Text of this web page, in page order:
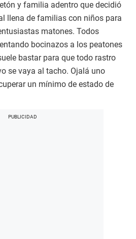
y familia adentro que decidió
llena de familias con niños para
matones. Todos
bocinazos a los peatones
bastar para que todo rastro
se vaya al tacho. Ojalá uno
un mínimo de estado de